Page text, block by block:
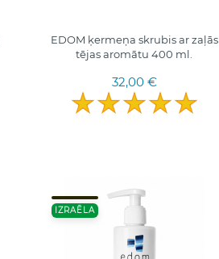
EDOM ķermeņa skrubis ar zaļās
tējas aromātu 400 ml.
32,00 €
IZRAĒLA